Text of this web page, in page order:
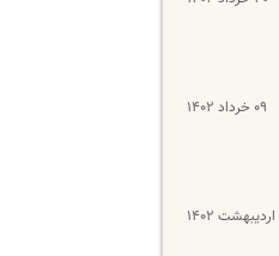
۰۹ خرداد ۱۴۰۲